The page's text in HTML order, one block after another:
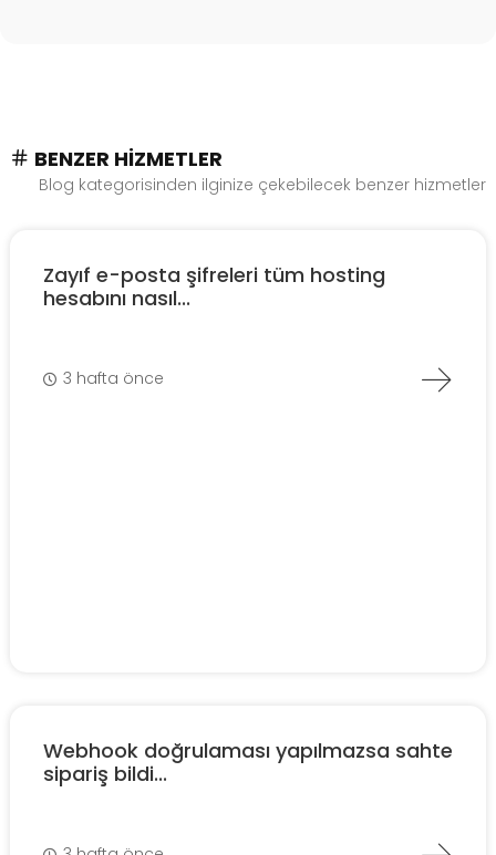
BENZER HIZMETLER
Blog kategorisinden ilginize çekebilecek benzer hizmetler
Zayıf e-posta şifreleri tüm hosting
hesabını nasıl...
3 hafta önce
Webhook doğrulaması yapılmazsa sahte
sipariş bildi...